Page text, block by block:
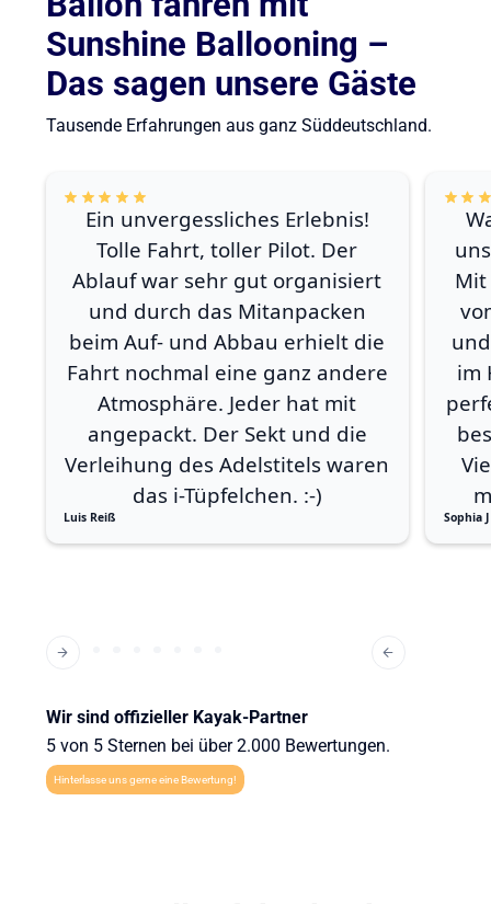
Sunshine Ballooning –
Das sagen unsere Gäste
Tausende Erfahrungen aus ganz Süddeutschland.
Ein unvergessliches Erlebnis!
Tolle Fahrt, toller Pilot. Der
Ablauf war sehr gut organisiert
und durch das Mitanpacken
beim Auf- und Abbau erhielt die
Fahrt nochmal eine ganz andere
Atmosphäre. Jeder hat mit
angepackt. Der Sekt und die
Verleihung des Adelstitels waren
das i-Tüpfelchen. :-)
Luis Reiß
im
Sophia J
Wir sind offizieller Kayak-Partner
5 von 5 Sternen bei über 2.000 Bewertungen.
Hinterlasse uns gerne eine Bewertung!